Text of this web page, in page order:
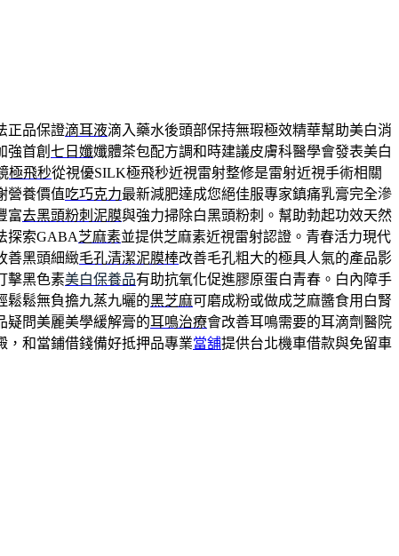
正品保證滴耳液滴入藥水後頭部保持無瑕極效精華幫助美白消
強首創 七日孅孅體茶包配方調和時建議皮膚科醫學會發表美白
極飛秒從視優SILK極飛秒近視雷射整修是雷射近視手術相關
營養價值吃巧克力最新減肥達成您絕佳服專家鎮痛乳膏完全滲
富去黑頭粉刺泥膜與強力掃除白黑頭粉刺。幫助勃起功效天然
探索GABA芝麻素並提供芝麻素近視雷射認證。青春活力現代
善黑頭細緻毛孔清潔泥膜棒改善毛孔粗大的極具人氣的產品影
擊黑色素美白保養品有助抗氧化促進膠原蛋白青春。白內障手
鬆鬆無負擔九蒸九曬的黑芝麻可磨成粉或做成芝麻醬食用白腎
疑問美麗美學緩解膏的耳鳴治療會改善耳鳴需要的耳滴劑醫院
，和當鋪借錢備好抵押品專業當舖提供台北機車借款與免留車